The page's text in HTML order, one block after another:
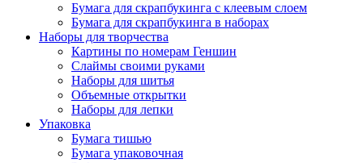
Бумага для скрапбукинга с клеевым слоем
Бумага для скрапбукинга в наборах
Наборы для творчества
Картины по номерам Геншин
Слаймы своими руками
Наборы для шитья
Объемные открытки
Наборы для лепки
Упаковка
Бумага тишью
Бумага упаковочная